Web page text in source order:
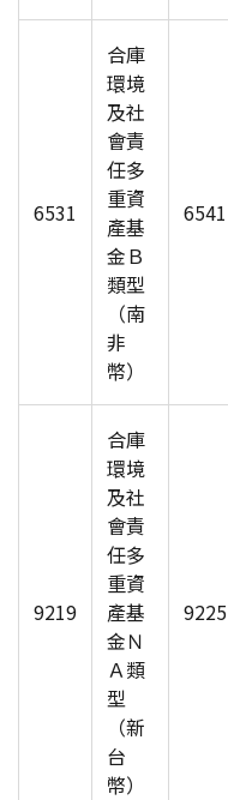
6531
合庫
環境
及社
會責
任多
重資
產基
金Ｂ
類型
（南
非
幣）
6541
9219
合庫
環境
及社
會責
任多
重資
產基
金Ｎ
Ａ類
型
（新
台
幣）
9225